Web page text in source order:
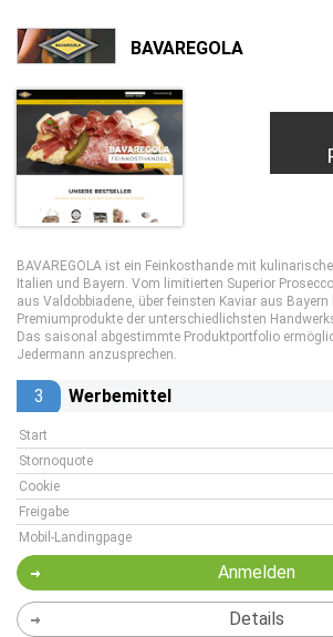
BAVAREGOLA
BAVAREGOLA ist ein Feinkosthande mit
Italien und Bayern. Vom limitierten Superior
aus Valdobbiadene, über feinsten Kaviar aus Bayern
Premiumprodukte der unterschiedlichsten
Das saisonal abgestimmte Produktportfolio
Jedermann anzusprechen.
3 Werbemittel
Start
Stornoquote
Cookie
Freigabe
Mobil-Landingpage
Anmelden
Details